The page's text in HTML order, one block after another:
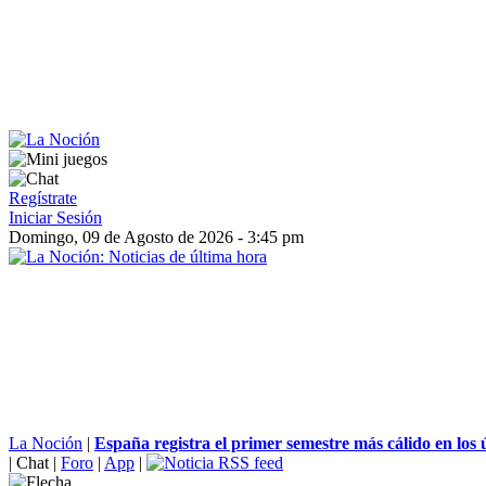
Regístrate
Iniciar Sesión
Domingo, 09 de Agosto de 2026 - 3:45 pm
La Noción | España registra el primer semestre más cálido en los
| Chat | Foro | App |